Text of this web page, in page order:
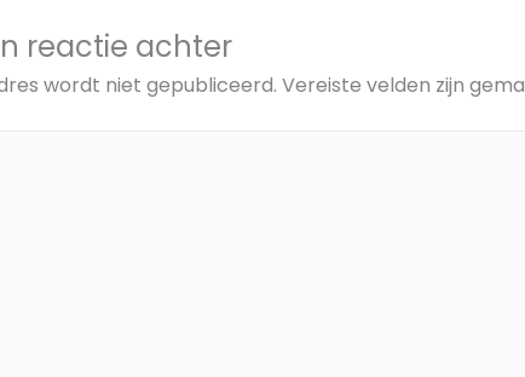
reactie achter
wordt niet gepubliceerd. Vereiste velden zijn